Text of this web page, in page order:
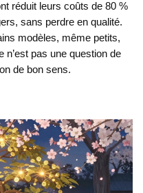
réduit leurs coûts de 80 %
sans perdre en qualité.
modèles, même petits,
n’est pas une question de
de bon sens.